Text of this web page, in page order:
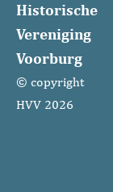
Historische
Vereniging
Voorburg
© copyright
HVV 2026